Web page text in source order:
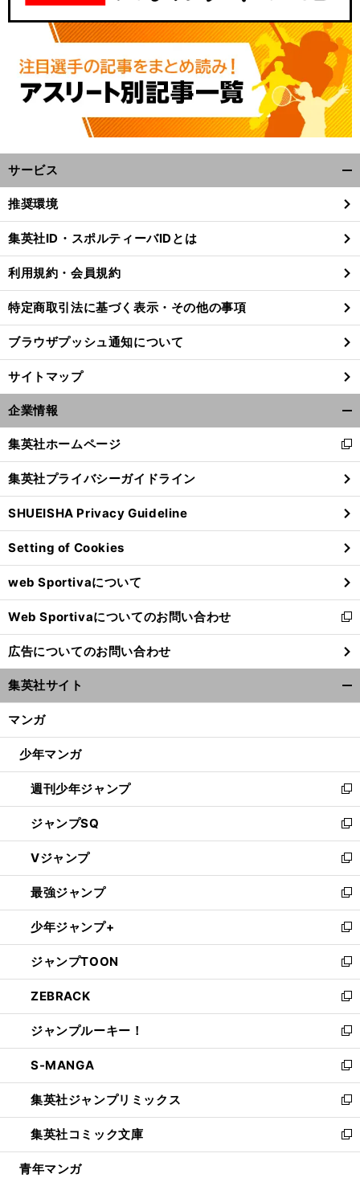
サービス
閉
る
推奨環境
集英社ID・スポルティーバIDとは
利用規約・会員規約
特定商取引法に基づく表示・その他の事項
ブラウザプッシュ通知について
サイトマップ
企業情報
閉
る
集英社ホームページ
新
し
い
ウ
ィ
ン
ド
ウ
で
開
く
集英社プライバシーガイドライン
SHUEISHA Privacy Guideline
Setting of Cookies
web Sportivaについて
Web Sportivaについてのお問い合わせ
新
し
い
ウ
ィ
ン
ウ
開
く
広告についてのお問い合わせ
集英社サイト
マンガ
少年マンガ
週刊少年ジャンプ
新
し
い
ウ
ィ
ン
ド
ウ
で
開
く
ジャンプSQ
新
し
い
ウ
ィ
ン
ド
ウ
で
開
く
Vジャンプ
新
し
い
ウ
ィ
ン
ド
ウ
で
開
く
最強ジャンプ
新
し
い
ウ
ィ
ン
ド
ウ
で
開
く
少年ジャンプ+
新
し
い
ウ
ィ
ン
ド
ウ
で
開
く
ジャンプTOON
新
し
い
ウ
ィ
ン
ド
ウ
で
開
く
ZEBRACK
新
し
い
ウ
ィ
ン
ド
ウ
で
開
ジャンプルーキー！
新
し
い
ウ
ィ
ン
ド
ウ
S-MANGA
新
し
い
ウ
ィ
ン
集英社ジャンプリミックス
新
し
い
ウ
集英社コミック文庫
新
し
青年マンガ